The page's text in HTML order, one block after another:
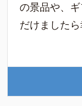
の景品や、
だけました